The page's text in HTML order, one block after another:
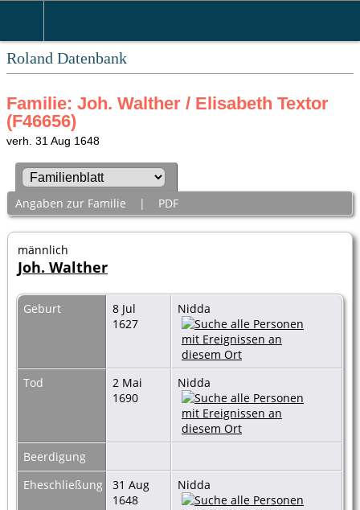
Roland Datenbank
Familie: Joh. Walther / Elisabeth Textor
(F46656)
verh. 31 Aug 1648
Angaben zur Familie | PDF
männlich
Joh. Walther
Geburt
8 Jul
1627
Nidda
Tod
2 Mai
1690
Nidda
Beerdigung
Eheschließung
31 Aug
1648
Nidda